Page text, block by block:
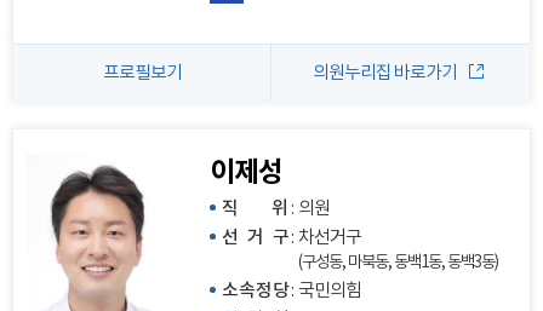
프로필보기 의원누리집 바로가기
이제성
직 위
: 의원
선 거 구: 차선거구
(구성동, 마북동, 동백1동, 동백3동)
소속정당: 국민의힘